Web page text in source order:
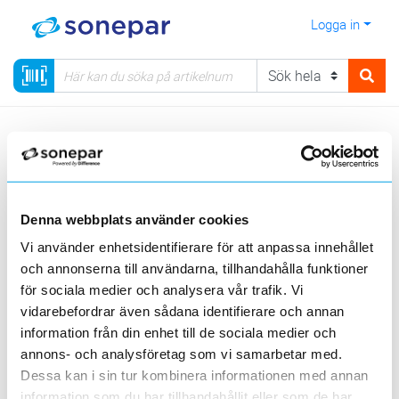
Denna webbplats använder cookies
Vi använder enhetsidentifierare för att anpassa innehållet
och annonserna till användarna, tillhandahålla funktioner
för sociala medier och analysera vår trafik. Vi
vidarebefordrar även sådana identifierare och annan
information från din enhet till de sociala medier och
annons- och analysföretag som vi samarbetar med.
Dessa kan i sin tur kombinera informationen med annan
Logga in
Visa produkter från alla underliggande kategorier
Sarix Value 2
serien
Sarix professional
4
PTZ-kameror
Esprit Enhanced